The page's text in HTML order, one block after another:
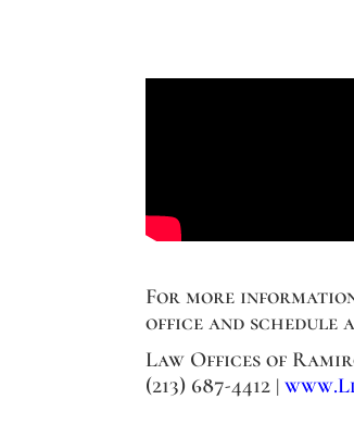
For more
office and schedule
Law Offices of
(213) 687-4412 |